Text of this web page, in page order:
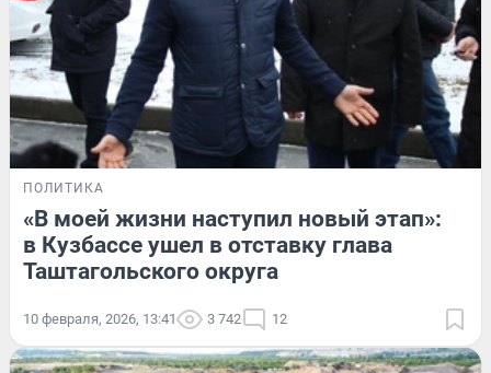
ПОЛИТИКА
«В моей жизни наступил новый этап»:
в Кузбассе ушел в отставку глава
Таштагольского округа
10 февраля, 2026, 13:41 3 742 12